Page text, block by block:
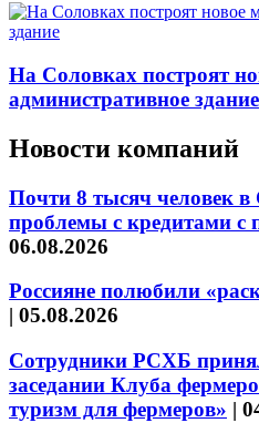
На Соловках построят
административное здание
Новости компаний
Почти 8 тысяч человек
проблемы с кредитами
06.08.2026
Россияне полюбили
| 05.08.2026
Сотрудники РСХБ
заседании Клуба
туризм для фермеров» |